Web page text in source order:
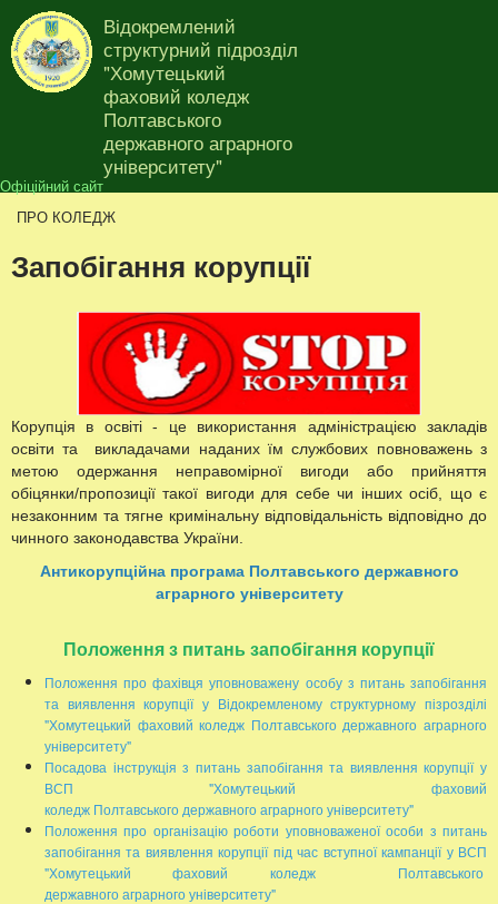
Перейти до основного
матеріалу
Відокремлений
структурний підрозділ
"Хомутецький
фаховий коледж
Полтавського
державного аграрного
університету"
Офіційний сайт
Ви є тут
ПРО КОЛЕДЖ
Запобігання корупції
Корупція в освіті - це використання адміністрацією закладів
освіти та викладачами наданих їм службових повноважень з
метою одержання неправомірної вигоди або прийняття
обіцянки/пропозиції такої вигоди для себе чи інших осіб, що є
незаконним та тягне кримінальну відповідальність відповідно до
чинного законодавства України.
Антикорупційна програма Полтавського державного
аграрного університету
Положення з питань запобігання корупції
Положення про фахівця уповноважену особу з питань запобігання
та виявлення корупції у Відокремленому структурному пізрозділі
"Хомутецький фаховий коледж Полтавського державного аграрного
університету"
Посадова інструкція з питань запобігання та виявлення корупції у
ВСП "Хомутецький фаховий
коледж Полтавського державного аграрного університету"
Положення про організацію роботи уповноваженої особи з питань
запобігання та виявлення корупції під час вступної кампанції у ВСП
"Хомутецький фаховий коледж Полтавського
державного аграрного університету"